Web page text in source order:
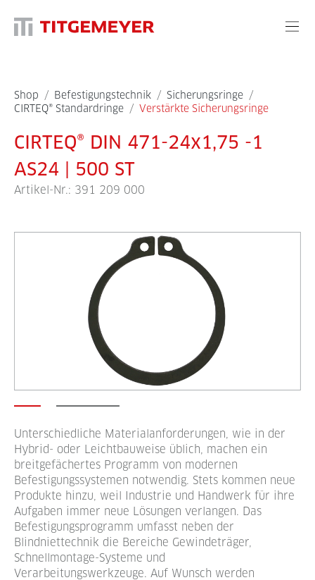
Shop / Befestigungstechnik / Sicherungsringe /
CIRTEQ® Standardringe / Verstärkte Sicherungsringe
CIRTEQ® DIN 471-24x1,75 -1
AS24 | 500 ST
Artikel-Nr.: 391 209 000
Unterschiedliche Materialanforderungen, wie in der
Hybrid- oder Leichtbauweise üblich, machen ein
breitgefächertes Programm von modernen
Befestigungssystemen notwendig. Stets kommen neue
Produkte hinzu, weil Industrie und Handwerk für ihre
Aufgaben immer neue Lösungen verlangen. Das
Befestigungsprogramm umfasst neben der
Blindniettechnik die Bereiche Gewindeträger,
Schnellmontage-Systeme und
Verarbeitungswerkzeuge. Auf Wunsch werden